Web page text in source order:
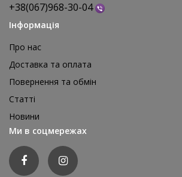
Реквізит для аніматора Мішки для
+38(067)968-30-04
Інформація
Про нас
Доставка та оплата
Повернення та обмін
Статті
Новини
Ми в соцмережах